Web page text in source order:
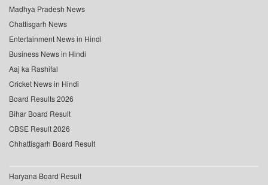
Madhya Pradesh News
Chattisgarh News
Entertainment News in Hindi
Business News in Hindi
Aaj ka Rashifal
Cricket News in Hindi
Board Results 2026
Bihar Board Result
CBSE Result 2026
Chhattisgarh Board Result
Haryana Board Result